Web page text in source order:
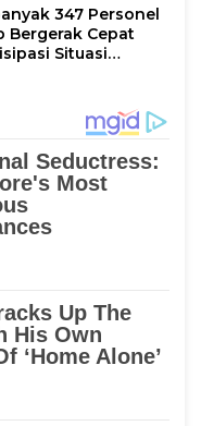
347 Personel
Bergerak Cepat
Situasi